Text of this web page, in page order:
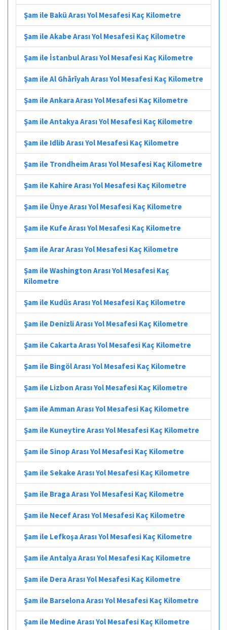
Şam ile Bakü Arası Yol Mesafesi Kaç Kilometre
Şam ile Akabe Arası Yol Mesafesi Kaç Kilometre
Şam ile İstanbul Arası Yol Mesafesi Kaç Kilometre
Şam ile Al Ghārīyah Arası Yol Mesafesi Kaç Kilometre
Şam ile Ankara Arası Yol Mesafesi Kaç Kilometre
Şam ile Antakya Arası Yol Mesafesi Kaç Kilometre
Şam ile Idlib Arası Yol Mesafesi Kaç Kilometre
Şam ile Trondheim Arası Yol Mesafesi Kaç Kilometre
Şam ile Kahire Arası Yol Mesafesi Kaç Kilometre
Şam ile Ünye Arası Yol Mesafesi Kaç Kilometre
Şam ile Kufe Arası Yol Mesafesi Kaç Kilometre
Şam ile Arar Arası Yol Mesafesi Kaç Kilometre
Şam ile Washington Arası Yol Mesafesi Kaç
Kilometre
Şam ile Kudüs Arası Yol Mesafesi Kaç Kilometre
Şam ile Denizli Arası Yol Mesafesi Kaç Kilometre
Şam ile Cakarta Arası Yol Mesafesi Kaç Kilometre
Şam ile Bingöl Arası Yol Mesafesi Kaç Kilometre
Şam ile Lizbon Arası Yol Mesafesi Kaç Kilometre
Şam ile Amman Arası Yol Mesafesi Kaç Kilometre
Şam ile Kuneytire Arası Yol Mesafesi Kaç Kilometre
Şam ile Sinop Arası Yol Mesafesi Kaç Kilometre
Şam ile Sekake Arası Yol Mesafesi Kaç Kilometre
Şam ile Braga Arası Yol Mesafesi Kaç Kilometre
Şam ile Necef Arası Yol Mesafesi Kaç Kilometre
Şam ile Lefkoşa Arası Yol Mesafesi Kaç Kilometre
Şam ile Antalya Arası Yol Mesafesi Kaç Kilometre
Şam ile Dera Arası Yol Mesafesi Kaç Kilometre
Şam ile Barselona Arası Yol Mesafesi Kaç Kilometre
Şam ile Medine Arası Yol Mesafesi Kaç Kilometre